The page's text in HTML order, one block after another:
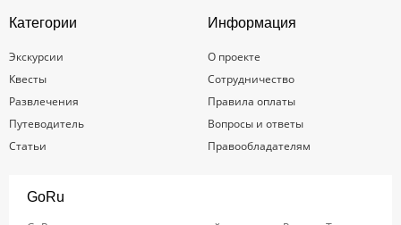
Категории
Экскурсии
Квесты
Развлечения
Путеводитель
Статьи
Информация
О проекте
Сотрудничество
Правила оплаты
Вопросы и ответы
Правообладателям
GoRu